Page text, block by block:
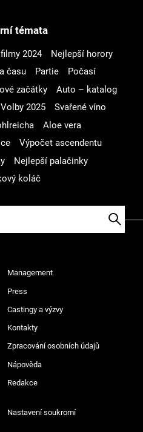
témata
2024
Nejlepší horory
času Partie
Počasí
začátky
Auto – katalog
Volby 2025
Svařené víno
Aloe vera
Výpočet ascendentu
Nejlepší palačinky
koláč
Management
Press
Castingy a výzvy
Kontakty
Zpracování osobních údajů
Nápověda
Redakce
Nastavení soukromí